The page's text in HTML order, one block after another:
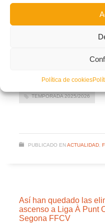
Política de cookies
CALENDARIOS
TEMPORADA 2025/2026
PUBLICADO EN ACTUALIDAD,
Así han quedado las
ascenso a Liga À Punt
Segona FFCV